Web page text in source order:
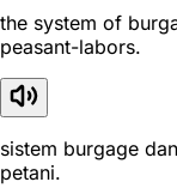
the system of
peasant-labors.
sistem burgage
petani.